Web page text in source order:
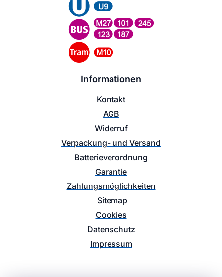
Informationen
Kontakt
AGB
Widerruf
Verpackung- und Versand
Batterieverordnung
Garantie
Zahlungsmöglichkeiten
Sitemap
Cookies
Datenschutz
Impressum